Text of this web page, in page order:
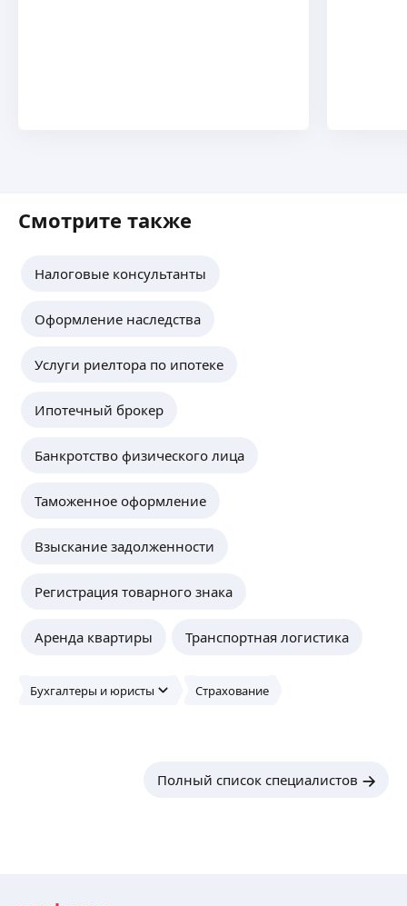
Смотрите также
Налоговые консультанты
Оформление наследства
Услуги риелтора по ипотеке
Ипотечный брокер
Банкротство физического лица
Таможенное оформление
Взыскание задолженности
Регистрация товарного знака
Аренда квартиры Транспортная логистика
Бухгалтеры и юристы Страхование
Полный список специалистов